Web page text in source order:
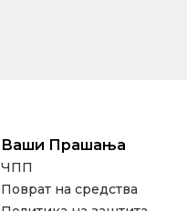
Ваши Прашања
ЧПП
Поврат на средства